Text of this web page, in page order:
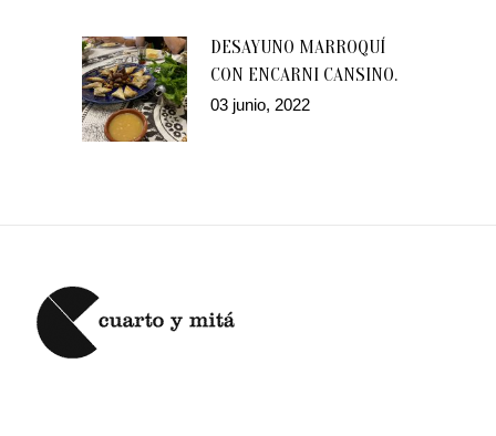
DESAYUNO MARROQUÍ
CON ENCARNI CANSINO.
03 junio, 2022